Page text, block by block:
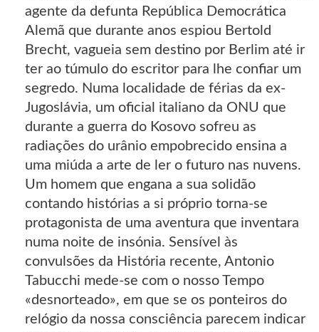
agente da defunta República Democrática
Alemã que durante anos espiou Bertold
Brecht, vagueia sem destino por Berlim até ir
ter ao túmulo do escritor para lhe confiar um
segredo. Numa localidade de férias da ex-
Jugoslávia, um oficial italiano da ONU que
durante a guerra do Kosovo sofreu as
radiações do urânio empobrecido ensina a
uma miúda a arte de ler o futuro nas nuvens.
Um homem que engana a sua solidão
contando histórias a si próprio torna-se
protagonista de uma aventura que inventara
numa noite de insónia. Sensível às
convulsões da História recente, Antonio
Tabucchi mede-se com o nosso Tempo
«desnorteado», em que se os ponteiros do
relógio da nossa consciência parecem indicar